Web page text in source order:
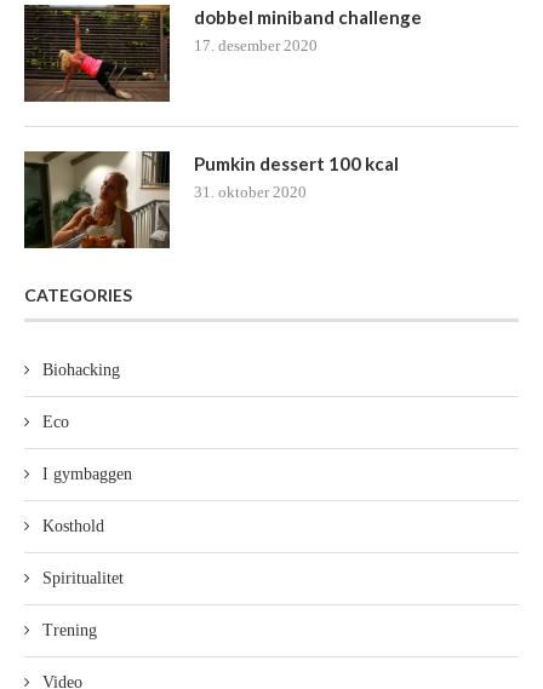
dobbel miniband challenge
17. desember 2020
Pumkin dessert 100 kcal
31. oktober 2020
CATEGORIES
Biohacking
Eco
I gymbaggen
Kosthold
Spiritualitet
Trening
Video